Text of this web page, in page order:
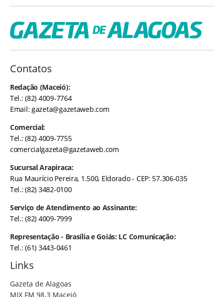
Contatos
Redação (Maceió):
Tel.: (82) 4009-7764
Email:gazeta@gazetaweb.com
Comercial:
Tel.: (82) 4009-7755
comercialgazeta@gazetaweb.com
Sucursal Arapiraca:
Rua Maurício Pereira, 1.500, Eldorado - CEP: 57.306-035
Tel.: (82) 3482-0100
Serviço de Atendimento ao Assinante:
Tel.: (82) 4009-7999
Representação - Brasília e Goiás: LC Comunicação:
Tel.: (61) 3443-0461
Links
Gazeta de Alagoas
MIX FM 98.3 Maceió